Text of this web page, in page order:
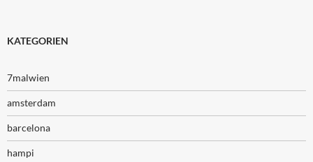
KATEGORIEN
7malwien
amsterdam
barcelona
hampi